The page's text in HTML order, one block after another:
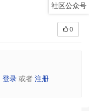
社区公众号
0
登录 或者 注册